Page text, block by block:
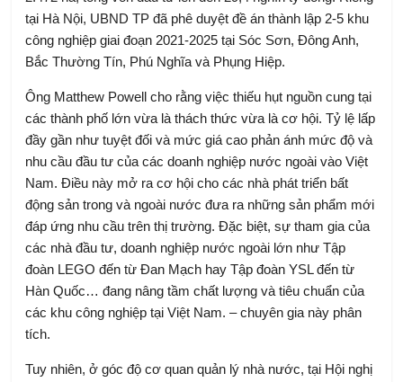
tại Hà Nội, UBND TP đã phê duyệt đề án thành lập 2-5 khu
công nghiệp giai đoạn 2021-2025 tại Sóc Sơn, Đông Anh,
Bắc Thường Tín, Phú Nghĩa và Phụng Hiệp.
Ông Matthew Powell cho rằng việc thiếu hụt nguồn cung tại
các thành phố lớn vừa là thách thức vừa là cơ hội. Tỷ lệ lấp
đầy gần như tuyệt đối và mức giá cao phản ánh mức độ và
nhu cầu đầu tư của các doanh nghiệp nước ngoài vào Việt
Nam. Điều này mở ra cơ hội cho các nhà phát triển bất
động sản trong và ngoài nước đưa ra những sản phẩm mới
đáp ứng nhu cầu trên thị trường. Đặc biệt, sự tham gia của
các nhà đầu tư, doanh nghiệp nước ngoài lớn như Tập
đoàn LEGO đến từ Đan Mạch hay Tập đoàn YSL đến từ
Hàn Quốc… đang nâng tầm chất lượng và tiêu chuẩn của
các khu công nghiệp tại Việt Nam. – chuyên gia này phân
tích.
Tuy nhiên, ở góc độ cơ quan quản lý nhà nước, tại Hội nghị